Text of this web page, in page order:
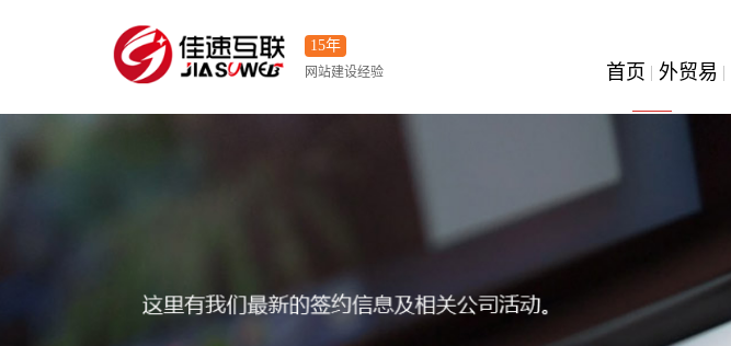
15年
网站建设经验 首页 外贸易